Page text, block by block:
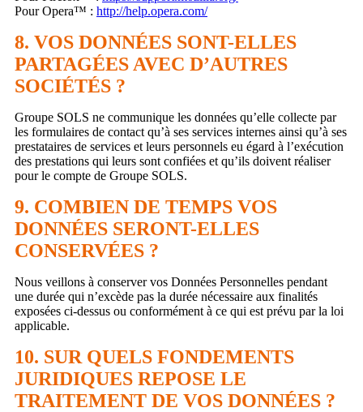
Pour Opera™ : http://help.opera.com/
8. VOS DONNÉES SONT-ELLES
PARTAGÉES AVEC D’AUTRES
SOCIÉTÉS ?
Groupe SOLS ne communique les données qu’elle collecte par
les formulaires de contact qu’à ses services internes ainsi qu’à ses
prestataires de services et leurs personnels eu égard à l’exécution
des prestations qui leurs sont confiées et qu’ils doivent réaliser
pour le compte de Groupe SOLS.
9. COMBIEN DE TEMPS VOS
DONNÉES SERONT-ELLES
CONSERVÉES ?
Nous veillons à conserver vos Données Personnelles pendant
une durée qui n’excède pas la durée nécessaire aux finalités
exposées ci-dessus ou conformément à ce qui est prévu par la loi
applicable.
10. SUR QUELS FONDEMENTS
JURIDIQUES REPOSE LE
TRAITEMENT DE VOS DONNÉES ?